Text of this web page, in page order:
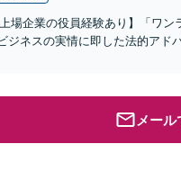
場企業の役員経験あり】「ワン
ネスの実情に即した法的アド
メー